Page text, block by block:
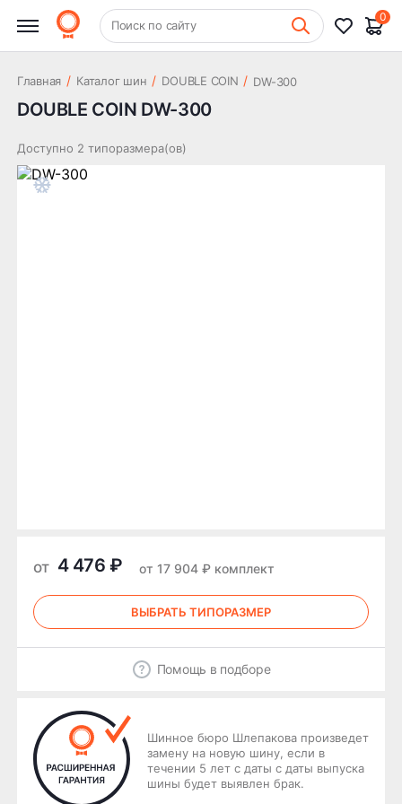
+7 (831) 261-35-35 Шиномонтаж
Поиск по сайту
0
Главная / Каталог шин / DOUBLE COIN / DW-300
DOUBLE COIN DW-300
Доступно 2 типоразмера(ов)
от 4 476 ₽ от 17 904 ₽ комплект
ВЫБРАТЬ ТИПОРАЗМЕР
Помощь в подборе
Шинное бюро Шлепакова произведет
замену на новую шину, если в
течении 5 лет с даты с даты выпуска
шины будет выявлен брак.